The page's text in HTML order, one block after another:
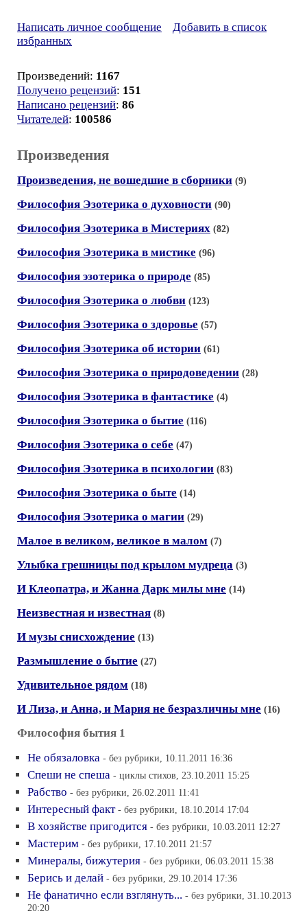
Написать личное сообщение
Добавить в список
избранных
Произведений: 1167
Получено рецензий: 151
Написано рецензий: 86
Читателей: 100586
Произведения
Произведения, не вошедшие в сборники (9)
Философия Эзотерика о духовности (90)
Философия Эзотерика в Мистериях (82)
Философия Эзотерика в мистике (96)
Философия эзотерика о природе (85)
Философия Эзотерика о любви (123)
Философия Эзотерика о здоровье (57)
Философия Эзотерика об истории (61)
Философия Эзотерика о природоведении (28)
Философия Эзотерика в фантастике (4)
Философия Эзотерика о бытие (116)
Философия Эзотерика о себе (47)
Философия Эзотерика в психологии (83)
Философия Эзотерика о быте (14)
Философия Эзотерика о магии (29)
Малое в великом, великое в малом (7)
Улыбка грешницы под крылом мудреца (3)
И Клеопатра, и Жанна Дарк милы мне (14)
Неизвестная и известная (8)
И музы снисхождение (13)
Размышление о бытие (27)
Удивительное рядом (18)
И Лиза, и Анна, и Мария не безразличны мне (16)
Философия бытия 1
Не обязаловка - без рубрики, 10.11.2011 16:36
Спеши не спеша - циклы стихов, 23.10.2011 15:25
Рабство - без рубрики, 26.02.2011 11:41
Интересный факт - без рубрики, 18.10.2014 17:04
В хозяйстве пригодится - без рубрики, 10.03.2011 12:27
Мастерим - без рубрики, 17.10.2011 21:57
Минералы, бижутерия - без рубрики, 06.03.2011 15:38
Берись и делай - без рубрики, 29.10.2014 17:36
Не фанатично если взглянуть... - без рубрики, 31.10.2013
20:20